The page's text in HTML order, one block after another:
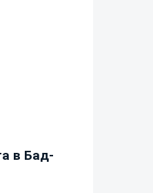
в Бад-